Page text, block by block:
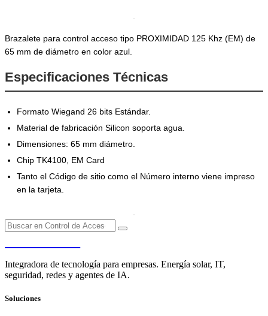
Brazalete para control acceso tipo PROXIMIDAD 125 Khz (EM) de
65 mm de diámetro en color azul.
Especificaciones Técnicas
Formato Wiegand 26 bits Estándar.
Material de fabricación Silicon soporta agua.
Dimensiones: 65 mm diámetro.
Chip TK4100, EM Card
Tanto el Código de sitio como el Número interno viene impreso
en la tarjeta.
Integradora de tecnología para empresas. Energía solar, IT,
seguridad, redes y agentes de IA.
Soluciones